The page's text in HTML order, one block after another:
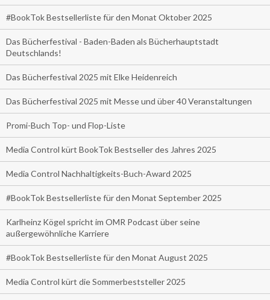
#BookTok Bestsellerliste für den Monat Oktober 2025
Das Bücherfestival - Baden-Baden als Bücherhauptstadt
Deutschlands!
Das Bücherfestival 2025 mit Elke Heidenreich
Das Bücherfestival 2025 mit Messe und über 40 Veranstaltungen
Promi-Buch Top- und Flop-Liste
Media Control kürt BookTok Bestseller des Jahres 2025
Media Control Nachhaltigkeits-Buch-Award 2025
#BookTok Bestsellerliste für den Monat September 2025
Karlheinz Kögel spricht im OMR Podcast über seine
außergewöhnliche Karriere
#BookTok Bestsellerliste für den Monat August 2025
Media Control kürt die Sommerbeststeller 2025